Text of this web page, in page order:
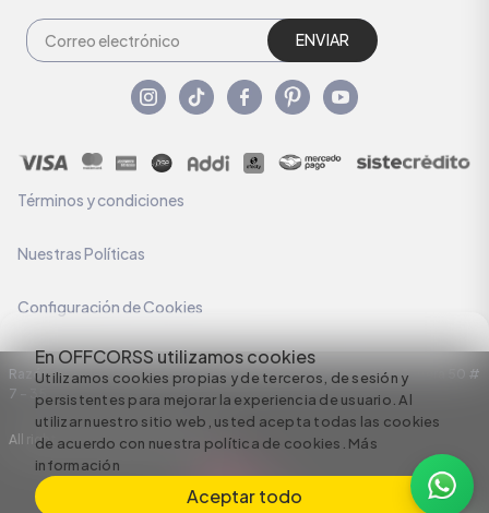
En OFFCORSS utilizamos cookies
Utilizamos cookies propias y de terceros, de sesión y
persistentes para mejorar la experiencia de usuario. Al
utilizar nuestro sitio web, usted acepta todas las cookies
de acuerdo con nuestra política de cookies. Más
información
Aceptar todo
ENVIAR
Términos y condiciones
Nuestras Políticas
Configuración de Cookies
Razón Social: C.I HERMECO S.A. NIT: 890924167-6 Dirección: Carrera 50 #
7 – 35
All rights reserved empowered by